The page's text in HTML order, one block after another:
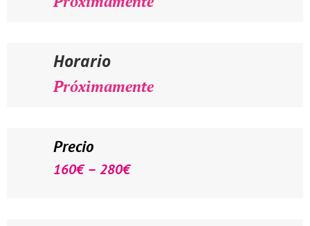
Horario
Próximamente
Precio
160€– 280€